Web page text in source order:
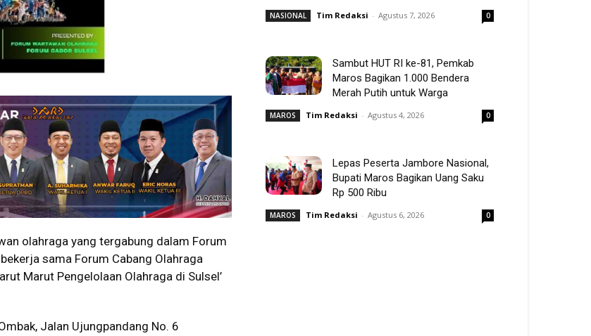
olahraga yang tergabung dalam Forum
sama Forum Cabang Olahraga
Marut Pengelolaan Olahraga di Sulsel’
Jalan Ujungpandang No. 6
NASIONAL Tim Redaksi - Agustus 7, 2026 0
Sambut HUT RI ke-81, Pemkab
Maros Bagikan 1.000 Bendera
Merah Putih untuk Warga
MAROS Tim Redaksi - Agustus 4, 2026 0
Lepas Peserta Jambore Nasional,
Bupati Maros Bagikan Uang Saku
Rp 500 Ribu
MAROS Tim Redaksi - Agustus 6, 2026 0